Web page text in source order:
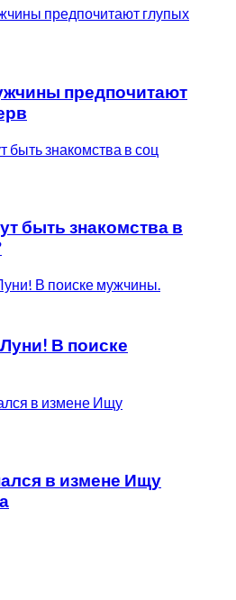
предпочитают
быть знакомства в
В поиске
в измене Ищу